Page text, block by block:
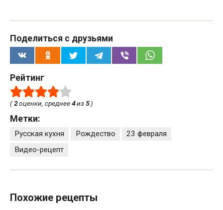
Поделиться с друзьями
Рейтинг
(2оценки, среднее4из 5)
Метки:
Русская кухня Рождество
23 февраля
Видео-рецепт
Похожие рецепты